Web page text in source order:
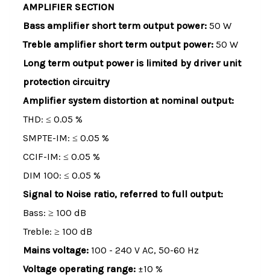
AMPLIFIER SECTION
Bass amplifier short term output power:50 W
Treble amplifier short term output power:50 W
Long term output power is limited by driver unit
protection circuitry
Amplifier system distortion at nominal output:
THD: ≤ 0.05 %
SMPTE-IM: ≤ 0.05 %
CCIF-IM: ≤ 0.05 %
DIM 100: ≤ 0.05 %
Signal to Noise ratio, referred to full output:
Bass: ≥ 100 dB
Treble: ≥ 100 dB
Mains voltage:100 - 240 V AC, 50-60 Hz
Voltage operating range:±10 %